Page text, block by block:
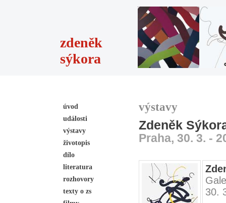
zdeněk
sýkora
úvod
události
výstavy
životopis
dílo
literatura
rozhovory
texty o zs
výstavy
Zdeněk
Praha, 30. 3. -
30.